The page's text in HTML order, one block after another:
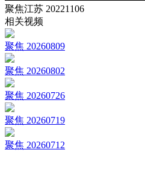
聚焦江苏 20221106
相关视频
聚焦 20260809
聚焦 20260802
聚焦 20260726
聚焦 20260719
聚焦 20260712